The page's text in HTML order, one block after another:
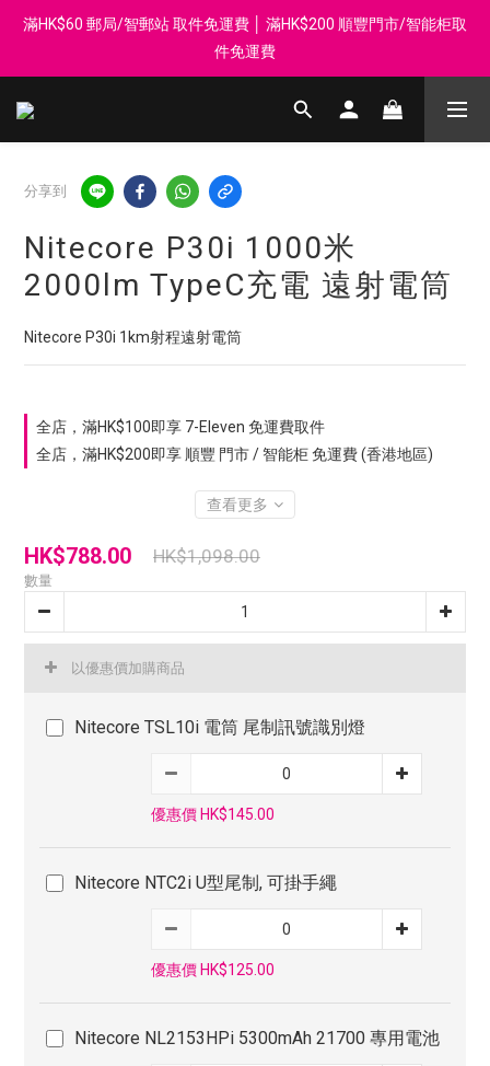
登記會員享每$50回贈$1 │ 滿HK$899 送 N-rit Campack Towel 吸
汗毛巾 韓國制 送完即止
滿HK$60 郵局/智郵站 取件免運費 │ 滿HK$200 順豐門市/智能柜取
件免運費
Whatsapp 98569349 │ 歡迎團體採購, 報價查詢, 接受採購卡
登記會員享每$50回贈$1 │ 滿HK$899 送 N-rit Campack Towel 吸
汗毛巾 韓國制 送完即止
分享到
Nitecore P30i 1000米
2000lm TypeC充電 遠射電筒
Nitecore P30i 1km射程遠射電筒
全店，滿HK$100即享 7-Eleven 免運費取件
全店，滿HK$200即享 順豐 門市 / 智能柜 免運費 (香港地區)
查看更多
HK$788.00 HK$1,098.00
數量
以優惠價加購商品
Nitecore TSL10i 電筒 尾制訊號識別燈
優惠價 HK$145.00
Nitecore NTC2i U型尾制, 可掛手繩
優惠價 HK$125.00
Nitecore NL2153HPi 5300mAh 21700 專用電池